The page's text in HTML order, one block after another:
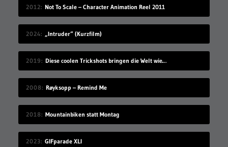
2012 Not To Scale – Character Animation Reel 2011
2024 „Intruder“ (Kurzfilm)
2019 Diese coolen Trickshots bringen die Welt wieder in Ordnung
2008 Røyksopp – Remind Me
2018 Mountainbiken statt Montag
2023 GIFparade XLI